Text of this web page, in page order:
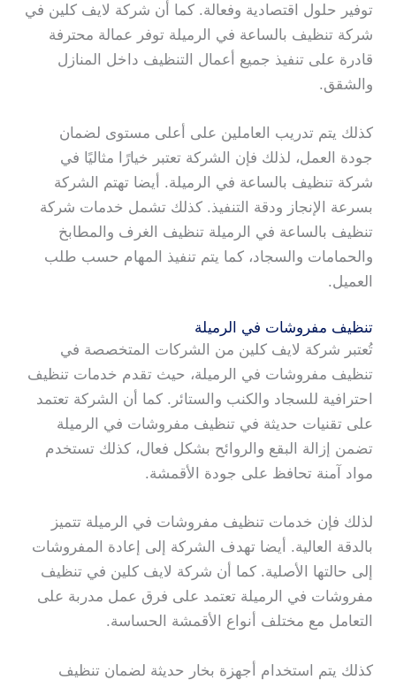
توفير حلول اقتصادية وفعالة. كما أن شركة لايف كلين في
شركة تنظيف بالساعة في الرميلة توفر عمالة محترفة
قادرة على تنفيذ جميع أعمال التنظيف داخل المنازل
والشقق.
كذلك يتم تدريب العاملين على أعلى مستوى لضمان
جودة العمل، لذلك فإن الشركة تعتبر خيارًا مثاليًا في
شركة تنظيف بالساعة في الرميلة. أيضا تهتم الشركة
بسرعة الإنجاز ودقة التنفيذ. كذلك تشمل خدمات شركة
تنظيف بالساعة في الرميلة تنظيف الغرف والمطابخ
والحمامات والسجاد، كما يتم تنفيذ المهام حسب طلب
العميل.
تنظيف مفروشات في الرميلة
تُعتبر شركة لايف كلين من الشركات المتخصصة في
تنظيف مفروشات في الرميلة، حيث تقدم خدمات تنظيف
احترافية للسجاد والكنب والستائر. كما أن الشركة تعتمد
على تقنيات حديثة في تنظيف مفروشات في الرميلة
تضمن إزالة البقع والروائح بشكل فعال، كذلك تستخدم
مواد آمنة تحافظ على جودة الأقمشة.
لذلك فإن خدمات تنظيف مفروشات في الرميلة تتميز
بالدقة العالية. أيضا تهدف الشركة إلى إعادة المفروشات
إلى حالتها الأصلية. كما أن شركة لايف كلين في تنظيف
مفروشات في الرميلة تعتمد على فرق عمل مدربة على
التعامل مع مختلف أنواع الأقمشة الحساسة.
كذلك يتم استخدام أجهزة بخار حديثة لضمان تنظيف